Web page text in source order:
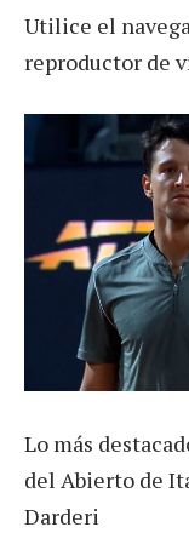
Utilice el
reproductor de
Lo más
del Abierto de
Darderi